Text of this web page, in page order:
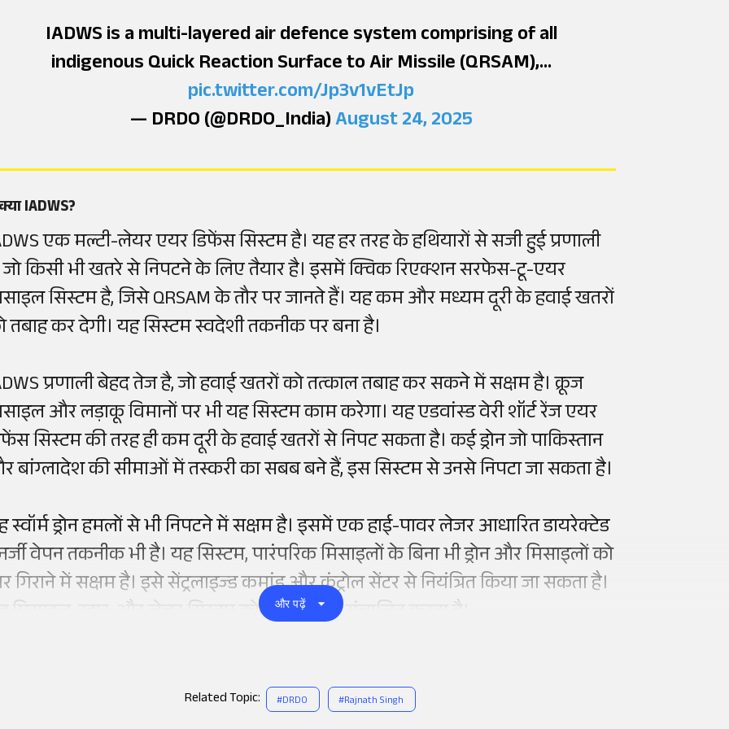
IADWS is a multi-layered air defence system comprising of all
indigenous Quick Reaction Surface to Air Missile (QRSAM),…
pic.twitter.com/Jp3v1vEtJp
— DRDO (@DRDO_India)August 24, 2025
IADWS?
एक मल्टी-लेयर एयर डिफेंस सिस्टम है। यह हर तरह के हथियारों से सजी हुई प्रणाली
जो किसी भी खतरे से निपटने के लिए तैयार है। इसमें क्विक रिएक्शन सरफेस-टू-एयर
सिस्टम है, जिसे QRSAM के तौर पर जानते हैं। यह कम और मध्यम दूरी के हवाई खतरों
तबाह कर देगी। यह सिस्टम स्वदेशी तकनीक पर बना है।
प्रणाली बेहद तेज है, जो हवाई खतरों को तत्काल तबाह कर सकने में सक्षम है। क्रूज
और लड़ाकू विमानों पर भी यह सिस्टम काम करेगा। यह एडवांस्ड वेरी शॉर्ट रेंज एयर
सिस्टम की तरह ही कम दूरी के हवाई खतरों से निपट सकता है। कई ड्रोन जो पाकिस्तान
बांग्लादेश की सीमाओं में तस्करी का सबब बने हैं, इस सिस्टम से उनसे निपटा जा सकता है।
स्वॉर्म ड्रोन हमलों से भी निपटने में सक्षम है। इसमें एक हाई-पावर लेजर आधारित डायरेक्टेड
वेपन तकनीक भी है। यह सिस्टम, पारंपरिक मिसाइलों के बिना भी ड्रोन और मिसाइलों को
गिराने में सक्षम है। इसे सेंट्रलाइज्ड कमांड और कंट्रोल सेंटर से नियंत्रित किया जा सकता है।
यह मिसाइल, रडार, और लेजर सिस्टम को सही तरह से संचालित करता है।
और पढ़ें
Related Topic: #DRDO #Rajnath Singh